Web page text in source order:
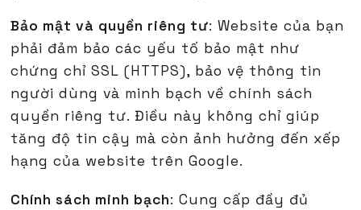
Bảo mật và quyền riêng tư: Website của bạn
phải đảm bảo các yếu tố bảo mật như
chứng chỉ SSL (HTTPS), bảo vệ thông tin
người dùng và minh bạch về chính sách
quyền riêng tư. Điều này không chỉ giúp
tăng độ tin cậy mà còn ảnh hưởng đến xếp
hạng của website trên Google.
Chính sách minh bạch: Cung cấp đầy đủ